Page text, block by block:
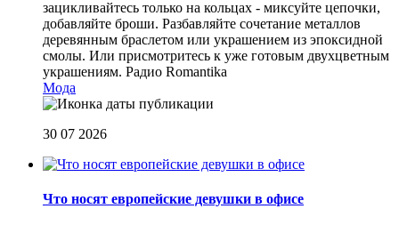
зацикливайтесь только на кольцах - миксуйте цепочки,
добавляйте броши. Разбавляйте сочетание металлов
деревянным браслетом или украшением из эпоксидной
смолы. Или присмотритесь к уже готовым двухцветным
украшениям. Радио Romantika
Мода
30 07 2026
Что носят европейские девушки в офисе